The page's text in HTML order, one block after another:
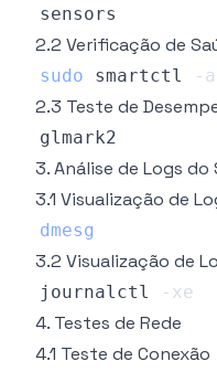
2.2 Verificação de
sudo smartctl -a
2.3 Teste de
3. Análise de Logs do
3.1 Visualização de
dmesg
3.2 Visualização de
journalctl -xe
4. Testes de Rede
4.1 Teste de Conexão